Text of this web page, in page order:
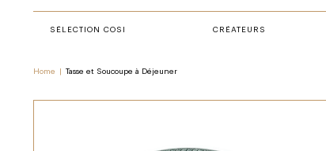
SÉLECTION COSI CRÉATEURS
Home Tasse et Soucoupe à Déjeuner